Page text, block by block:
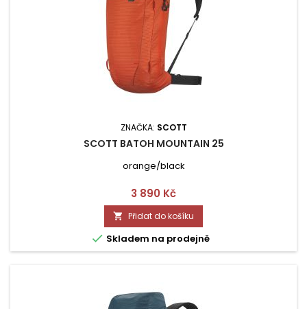
ZNAČKA: SCOTT
SCOTT BATOH MOUNTAIN 25
orange/black
Cena
3 890 Kč
 Přidat do košíku
 Skladem na prodejně